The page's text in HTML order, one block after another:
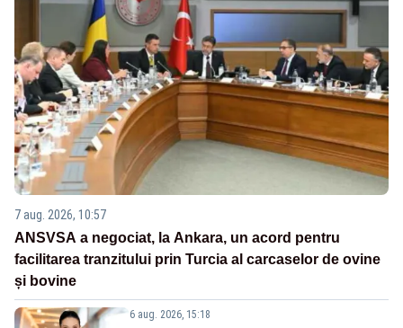
7 aug. 2026, 10:57
ANSVSA a negociat, la Ankara, un acord pentru
facilitarea tranzitului prin Turcia al carcaselor de ovine
și bovine
6 aug. 2026, 15:18